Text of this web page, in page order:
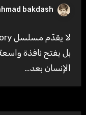
bakdash
بل يفتح نافذة
الإنسان بعد…